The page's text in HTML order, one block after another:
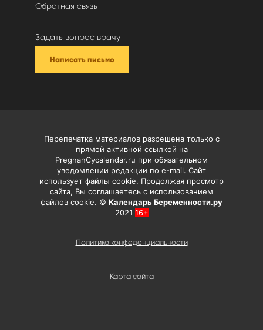
Обратная связь
Задать вопрос врачу
Написать письмо
Карта сайта
Перепечатка материалов разрешена только с
прямой активной ссылкой на
PregnanCycalendar.ru при обязательном
уведомлении редакции по e-mail. Сайт
использует файлы cookie. Продолжая просмотр
сайта, Вы соглашаетесь с использованием
файлов cookie. © Календарь Беременности.ру
2021 16+
Политика конфеденциальности